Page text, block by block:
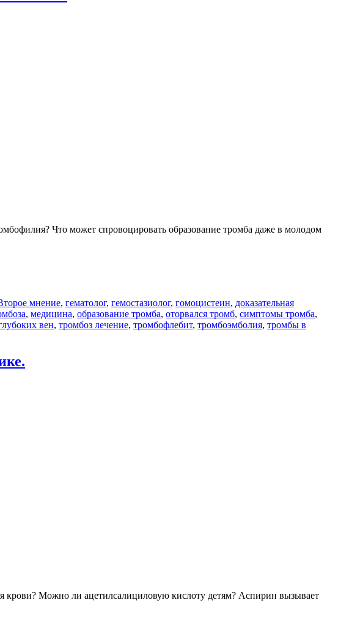
Что может спровоцировать образование тромба даже в молодом
мнение, гематолог, гемостазиолог, гомоцистеин, доказательная
, медицина, образование тромба, оторвался тромб, симптомы тромба,
вен, тромбоз лечение, тромбофлебит, тромбоэмболия, тромбы в
Можно ли ацетилсалициловую кислоту детям? Аспирин вызывает